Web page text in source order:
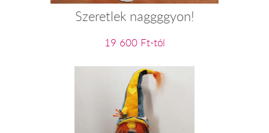
Szeretlek naggggyon!
19 600 Ft-tól